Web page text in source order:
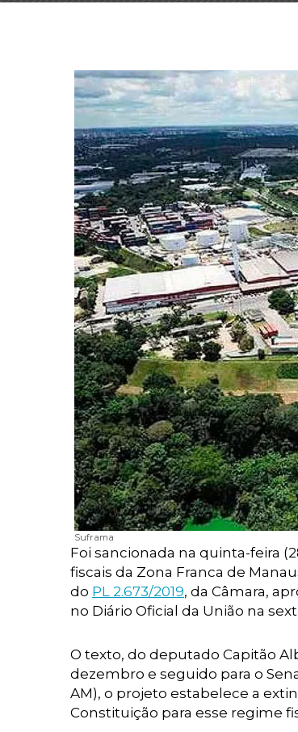
Suframa
Foi sancionada na quinta-feira
fiscais da Zona Franca de
do PL 2.673/2019, da Câmara,
no Diário Oficial da União na
O texto, do deputado Capitão
dezembro e seguido para o
AM), o projeto estabelece a
Constituição para esse regime